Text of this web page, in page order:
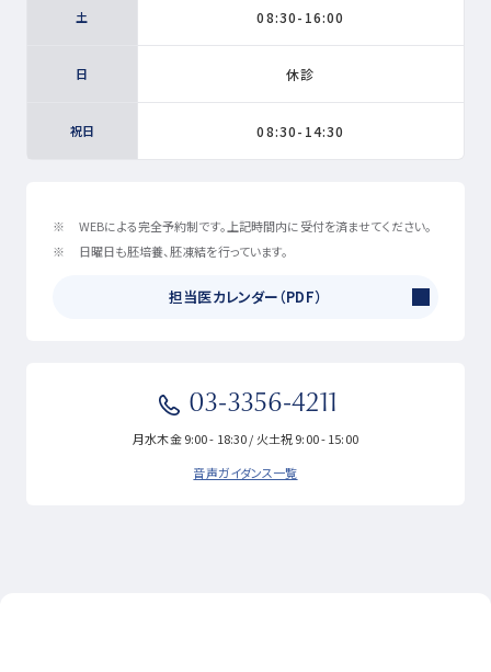
土 08:30-16:00
日 休診
祝日 08:30-14:30
WEBによる完全予約制です。上記時間内に受付を済ませてください。
日曜日も胚培養、胚凍結を行っています。
担当医カレンダー（PDF）
03-3356-4211
月水木金 9:00 - 18:30 / 火土祝 9:00 - 15:00
音声ガイダンス一覧